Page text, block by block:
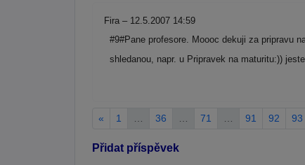
Fira – 12.5.2007 14:59
#9#Pane profesore. Moooc dekuji za pripravu
shledanou, napr. u Pripravek na maturitu:))
« 1 36 71 91 92 93
Přidat příspěvek